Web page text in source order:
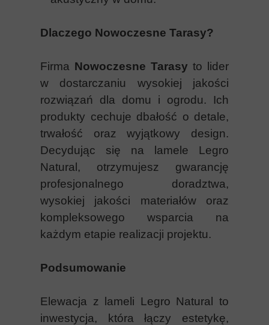
Dlaczego Nowoczesne Tarasy?
Firma Nowoczesne Tarasy to lider
w dostarczaniu wysokiej jakości
rozwiązań dla domu i ogrodu. Ich
produkty cechuje dbałość o detale,
trwałość oraz wyjątkowy design.
Decydując się na lamele Legro
Natural, otrzymujesz gwarancję
profesjonalnego doradztwa,
wysokiej jakości materiałów oraz
kompleksowego wsparcia na
każdym etapie realizacji projektu.
Podsumowanie
Elewacja z lameli Legro Natural to
inwestycja, która łączy estetykę,